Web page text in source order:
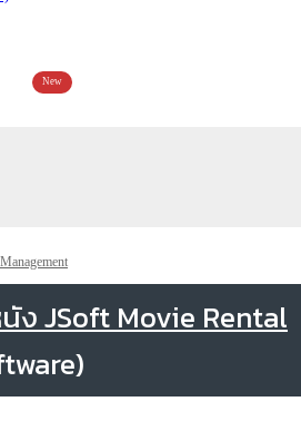
New
ง JSoft Movie Rental